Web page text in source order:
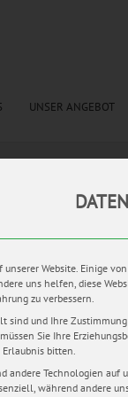
UNSER ANGEBOT
Brautstrauß,
Sascha endlich
Und auch
Haarreif aus
unserer Website. Einige
uns helfen, diese
zu verbessern.
sind und Ihre
Sie Ihre
Erlaubnis bitten.
andere Technologien auf
während andere